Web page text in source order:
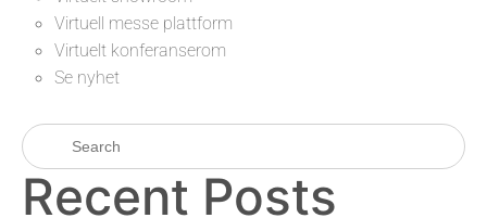
Virtuell messe plattform
Virtuelt konferanserom
Se nyhet
Recent Posts